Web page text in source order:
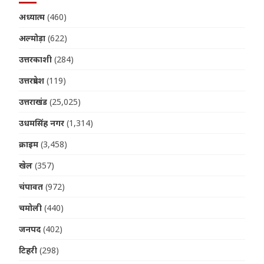
अध्यात्म (460)
अल्मोड़ा (622)
उत्तरकाशी (284)
उत्तरप्रदेश (119)
उत्तराखंड (25,025)
उधमसिंह नगर (1,314)
क्राइम (3,458)
खेल (357)
चंपावत (972)
चमोली (440)
जनपद (402)
टिहरी (298)